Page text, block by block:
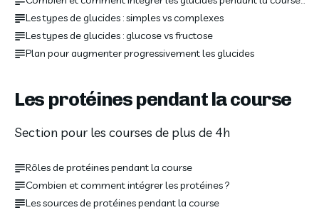
Les types de glucides : simples vs complexes
Les types de glucides : glucose vs fructose
Plan pour augmenter progressivement les glucides
Les protéines pendant la course
Section pour les courses de plus de 4h
Rôles de protéines pendant la course
Combien et comment intégrer les protéines ?
Les sources de protéines pendant la course